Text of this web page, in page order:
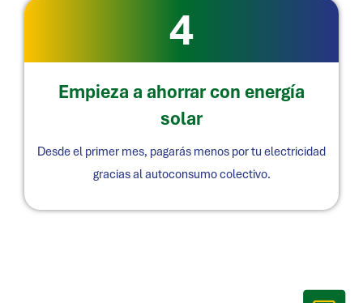
4
Empieza a ahorrar con energía
solar
Desde el primer mes, pagarás menos por tu electricidad
gracias al autoconsumo colectivo.